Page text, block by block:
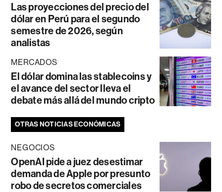
Las proyecciones del precio del
dólar en Perú para el segundo
semestre de 2026, según
analistas
MERCADOS
El dólar domina las stablecoins y
el avance del sector lleva el
debate más allá del mundo cripto
OTRAS NOTICIAS ECONÓMICAS
NEGOCIOS
OpenAI pide a juez desestimar
demanda de Apple por presunto
robo de secretos comerciales